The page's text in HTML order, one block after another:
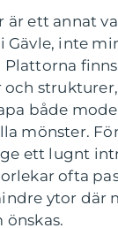
ett annat
Gävle, inte
både
mönster.
ett lugnt
ofta
ytor där